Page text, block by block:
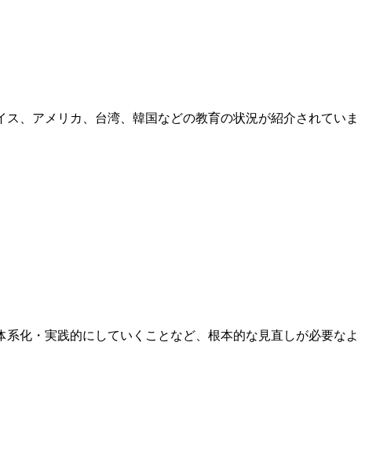
、アメリカ、台湾、韓国などの教育の状況が紹介されていま
化・実践的にしていくことなど、根本的な見直しが必要なよ